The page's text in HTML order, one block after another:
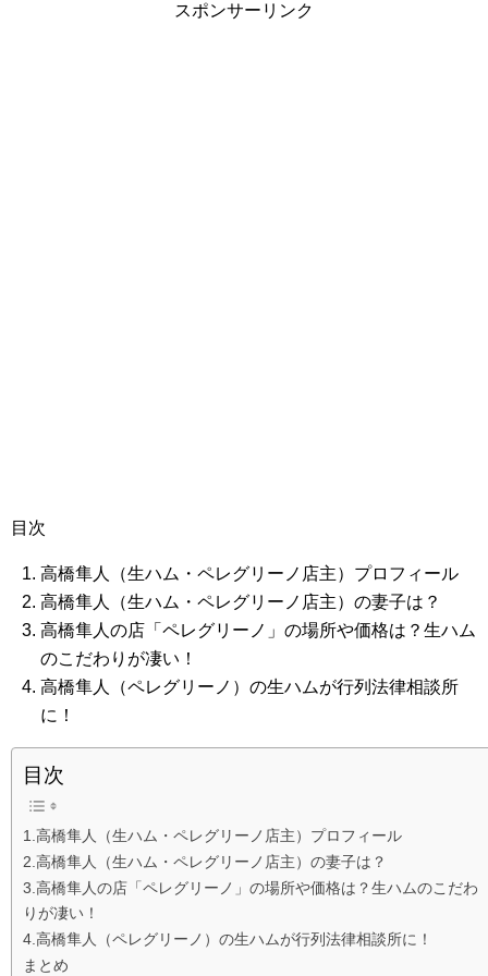
スポンサーリンク
目次
高橋隼人（生ハム・ペレグリーノ店主）プロフィール
高橋隼人（生ハム・ペレグリーノ店主）の妻子は？
高橋隼人の店「ペレグリーノ」の場所や価格は？生ハム
のこだわりが凄い！
高橋隼人（ペレグリーノ）の生ハムが行列法律相談所
に！
目次
1.高橋隼人（生ハム・ペレグリーノ店主）プロフィール
2.高橋隼人（生ハム・ペレグリーノ店主）の妻子は？
3.高橋隼人の店「ペレグリーノ」の場所や価格は？生ハムのこだわ
りが凄い！
4.高橋隼人（ペレグリーノ）の生ハムが行列法律相談所に！
まとめ